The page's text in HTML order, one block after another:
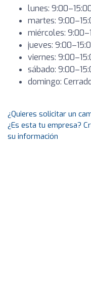
lunes:
martes:
miércoles:
jueves:
viernes:
sábado:
domingo:
¿Quieres solicitar un
¿Es esta tu empresa?
su información